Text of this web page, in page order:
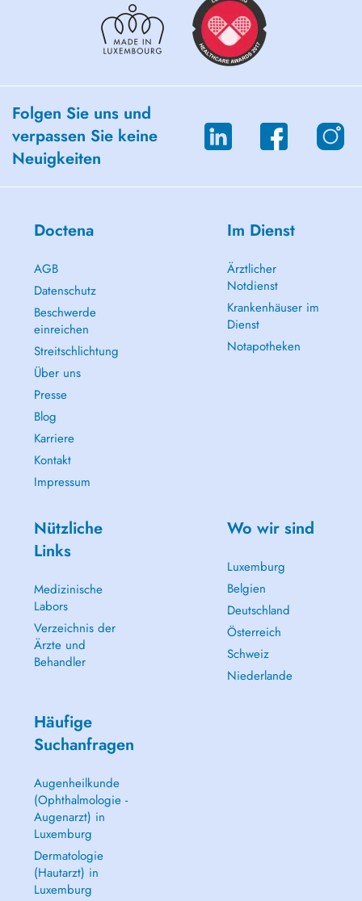
Folgen Sie uns und
verpassen Sie keine
Neuigkeiten
Doctena
AGB
Datenschutz
Beschwerde
einreichen
Streitschlichtung
Über uns
Presse
Blog
Karriere
Kontakt
Impressum
Im Dienst
Ärztlicher
Notdienst
Krankenhäuser im
Dienst
Notapotheken
Nützliche
Links
Medizinische
Labors
Verzeichnis der
Ärzte und
Behandler
Wo wir sind
Luxemburg
Belgien
Deutschland
Österreich
Schweiz
Niederlande
Häufige
Suchanfragen
Augenheilkunde
(Ophthalmologie -
Augenarzt) in
Luxemburg
Dermatologie
(Hautarzt) in
Luxemburg